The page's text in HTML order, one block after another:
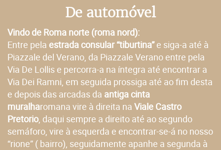
De automóvel
Vindo de Roma norte (roma nord):
Entre pela estrada consular “tiburtina”e siga-a até à
Piazzale del Verano, da Piazzale Verano entre pela
Via De Lollis e percorra-a na íntegra até encontrar a
Via Dei Ramni, em seguida prossiga até ao fim desta
e depois das arcadas da antiga cinta
muralharomana vire à direita na Viale Castro
Pretorio , daqui sempre a direito até ao segundo
semáforo, vire à esquerda e encontrar-se-á no nosso
“rione” ( bairro), seguidamente apanhe a segunda à